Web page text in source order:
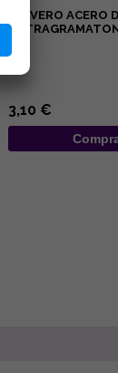
LLAVERO ACERO
3,10 €